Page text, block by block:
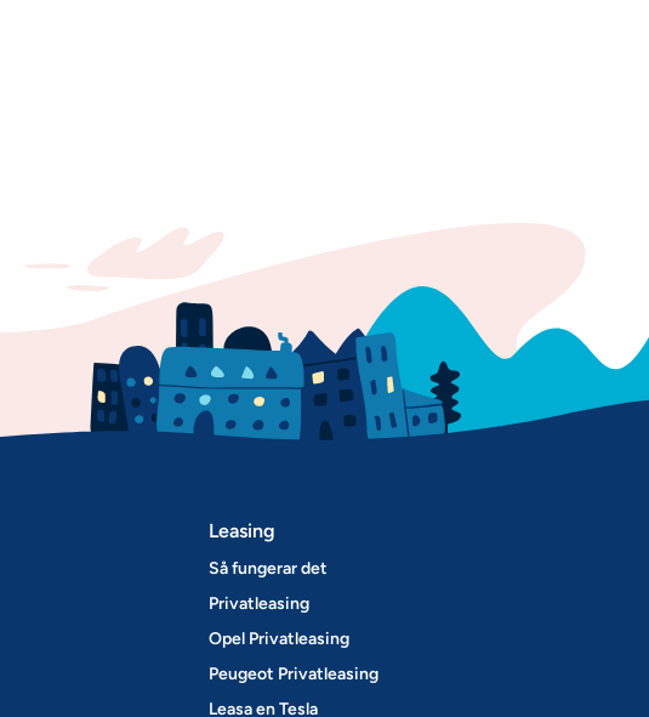
Leasing
Så fungerar det
Privatleasing
Opel Privatleasing
Peugeot Privatleasing
Leasa en Tesla